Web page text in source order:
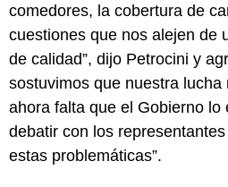
comedores, la cobertura de
cuestiones que nos alejen de
de calidad”, dijo Petrocini y
sostuvimos que nuestra lucha
ahora falta que el Gobierno lo
debatir con los
estas problemáticas”.